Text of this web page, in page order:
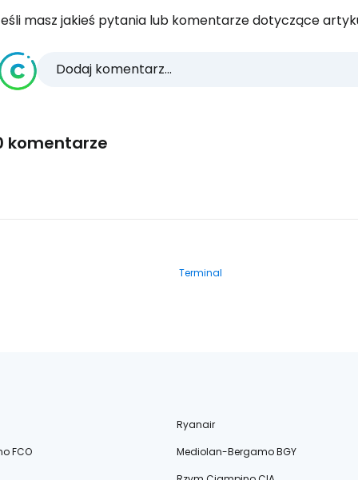
masz jakieś pytania lub komentarze dotyczące
Dodaj komentarz...
komentarze
Terminal
Ryanair
FCO
Mediolan-Bergamo BGY